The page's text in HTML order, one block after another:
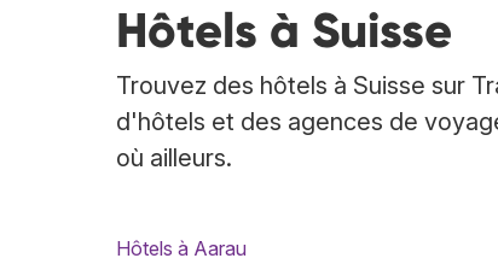
Hôtels à Suisse
Trouvez des hôtels à Suisse sur
d'hôtels et des agences de
où ailleurs.
Hôtels à Aarau